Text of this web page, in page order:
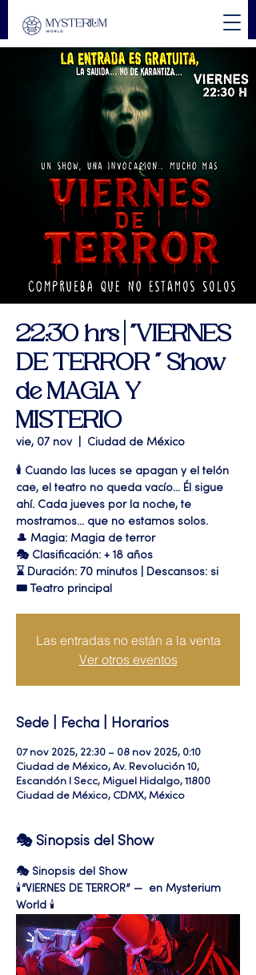
22:30 hrs | "VIERNES
DE TERROR " Show
de MAGIA Y
MISTERIO
vie, 07 nov
  |
Ciudad de México
🕯️ Cuando las luces se apagan y el telón
cae, el teatro no queda vacío... Él sigue
ahí. Cada jueves por la noche, te
mostramos... que no estamos solos.
🎩 Magia: Magia de terror
🎭 Clasificación: + 18 años
⌛ Duración: 70 minutos | Descansos: si
🎟 Teatro principal
Las entradas no están a la venta
Ver otros eventos
Sede | Fecha | Horarios
07 nov 2025, 22:30 – 08 nov 2025, 0:10
Ciudad de México, Av. Revolución 10,
Escandón I Secc, Miguel Hidalgo, 11800
Ciudad de México, CDMX, México
🎭 Sinopsis del Show
🎭 Sinopsis del Show
🕯️“VIERNES DE TERROR” —  en Mysterium
World 🕯️